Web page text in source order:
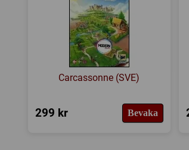
Carcassonne (SVE)
299 kr Bevaka